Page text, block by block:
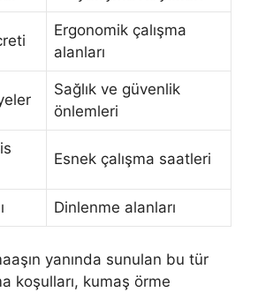
Ergonomik çalışma
alanları
Sağlık ve güvenlik
önlemleri
Esnek çalışma saatleri
Dinlenme alanları
yanında sunulan bu tür
koşulları, kumaş örme